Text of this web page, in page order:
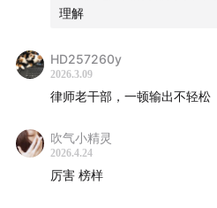
理解
HD257260y
2026.3.09
律师老干部，一顿输出不轻松
吹气小精灵
2026.4.24
厉害 榜样